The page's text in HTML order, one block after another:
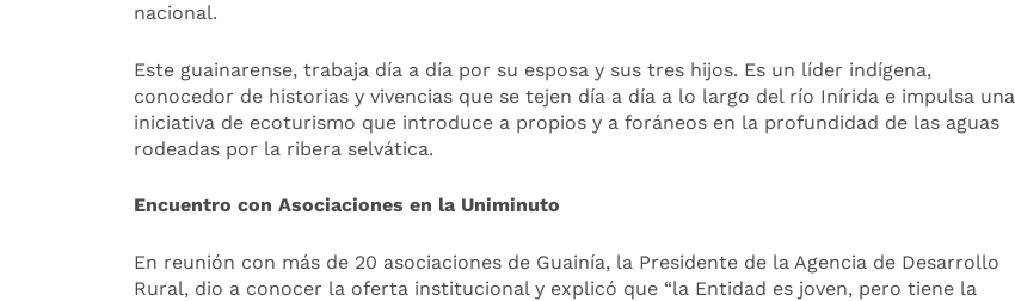
nacional.
Este guainarense, trabaja día a día por su esposa y sus tres hijos. Es un líder indígena,
conocedor de historias y vivencias que se tejen día a día a lo largo del río Inírida e impulsa una
iniciativa de ecoturismo que introduce a propios y a foráneos en la profundidad de las aguas
rodeadas por la ribera selvática.
Encuentro con Asociaciones en la Uniminuto
En reunión con más de 20 asociaciones de Guainía, la Presidente de la Agencia de Desarrollo
Rural, dio a conocer la oferta institucional y explicó que “la Entidad es joven, pero tiene la